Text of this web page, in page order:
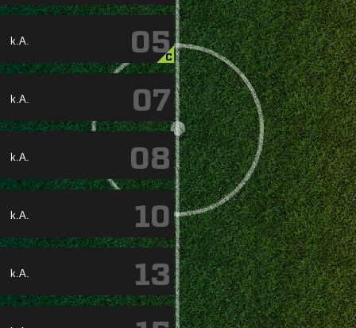
k.A. 05
C
k.A. 07
k.A. 08
k.A. 10
k.A. 13